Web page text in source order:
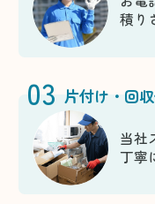
積り
03 片付け・回
当社
丁寧